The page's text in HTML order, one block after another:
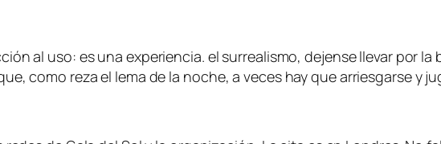
al uso: es una experiencia. el surrealismo, dejense llevar por
como reza el lema de la noche, a veces hay que arriesgarse y